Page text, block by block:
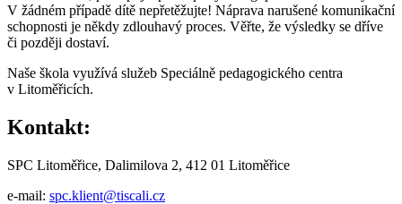
V žádném případě dítě nepřetěžujte! Náprava narušené komunikační
schopnosti je někdy zdlouhavý proces. Věřte, že výsledky se dříve
či později dostaví.
Naše škola využívá služeb Speciálně pedagogického centra
v Litoměřicích.
Kontakt:
SPC Litoměřice, Dalimilova 2, 412 01 Litoměřice
e-mail: spc.klient@tiscali.cz